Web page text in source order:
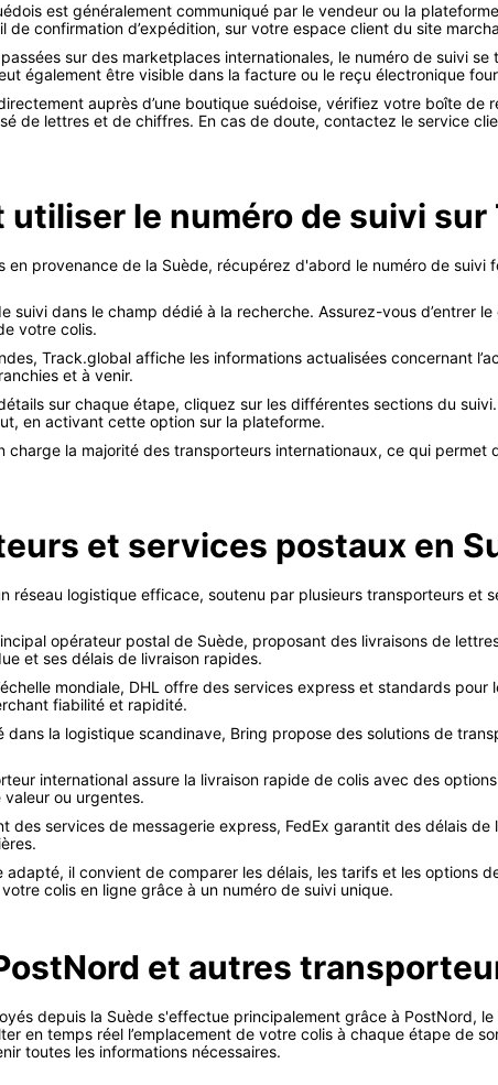
est généralement communiqué par le vendeur ou la
de confirmation d’expédition, sur votre espace client du site
sur des marketplaces internationales, le numéro de suivi
également être visible dans la facture ou le reçu électronique
auprès d’une boutique suédoise, vérifiez votre boîte
de lettres et de chiffres. En cas de doute, contactez le service
utiliser le numéro de suivi sur
en provenance de la Suède, récupérez d'abord le numéro de
suivi dans le champ dédié à la recherche. Assurez-vous d’entrer
votre colis.
Track.global affiche les informations actualisées concernant
et à venir.
sur chaque étape, cliquez sur les différentes sections du
en activant cette option sur la plateforme.
charge la majorité des transporteurs internationaux, ce qui
et services postaux en
réseau logistique efficace, soutenu par plusieurs transporteurs
opérateur postal de Suède, proposant des livraisons de
et ses délais de livraison rapides.
mondiale, DHL offre des services express et standards
fiabilité et rapidité.
dans la logistique scandinave, Bring propose des solutions de
international assure la livraison rapide de colis avec des
ou urgentes.
des services de messagerie express, FedEx garantit des délais
adapté, il convient de comparer les délais, les tarifs et les options
colis en ligne grâce à un numéro de suivi unique.
et autres
depuis la Suède s'effectue principalement grâce à PostNord,
en temps réel l’emplacement de votre colis à chaque étape de
toutes les informations nécessaires.